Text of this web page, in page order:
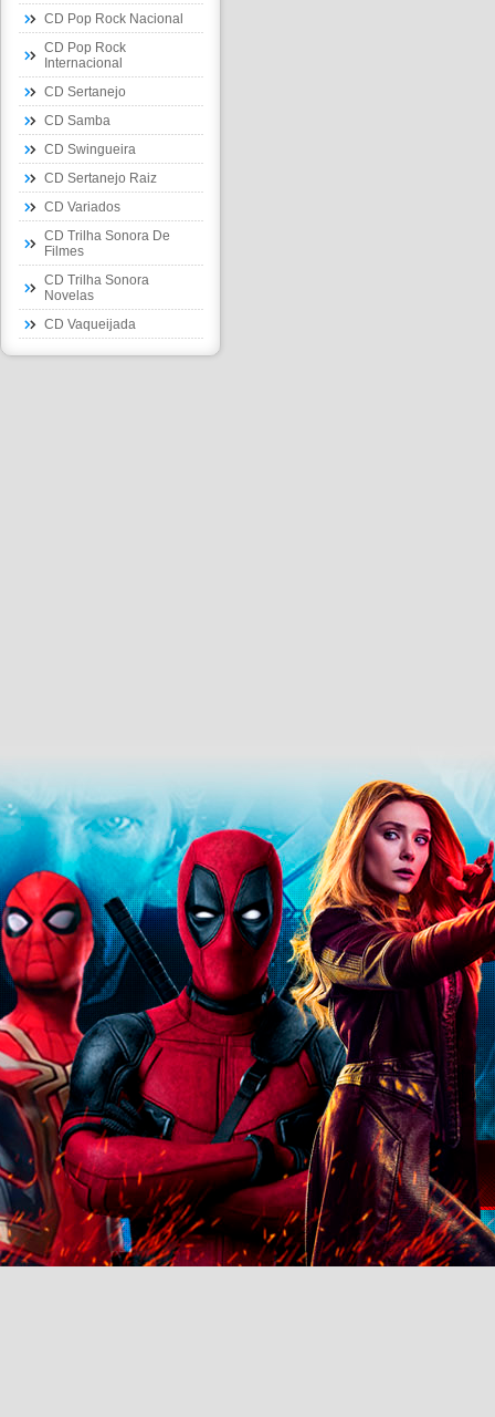
CD Pop Rock Nacional
CD Pop Rock
Internacional
CD Sertanejo
CD Samba
CD Swingueira
CD Sertanejo Raiz
CD Variados
CD Trilha Sonora De
Filmes
CD Trilha Sonora
Novelas
CD Vaqueijada